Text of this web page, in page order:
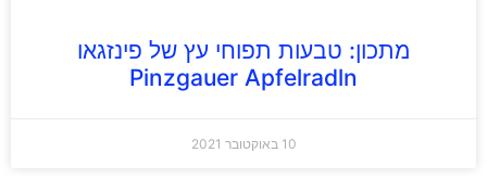
מתכון: טבעות תפוחי עץ של פינזגאו
Pinzgauer Apfelradln
10 באוקטובר 2021